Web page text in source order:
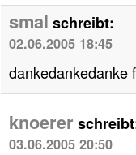
smal schreibt:
02.06.2005 18:45
dankedankedanke
knoerer
03.06.2005 20:50